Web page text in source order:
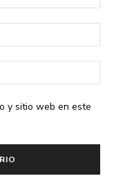
y sitio web en este